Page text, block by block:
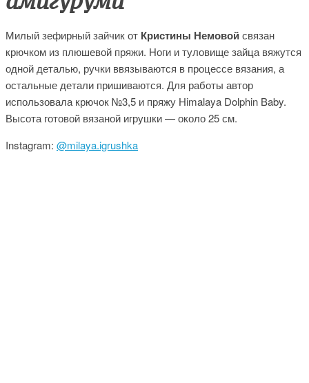
Милый зефирный зайчик от Кристины Немовойсвязан
крючком из плюшевой пряжи. Ноги и туловище зайца вяжутся
одной деталью, ручки ввязываются в процессе вязания, а
остальные детали пришиваются. Для работы автор
использовала крючок №3,5 и пряжу Himalaya Dolphin Baby.
Высота готовой вязаной игрушки — около 25 см.
Instagram: @milaya.igrushka